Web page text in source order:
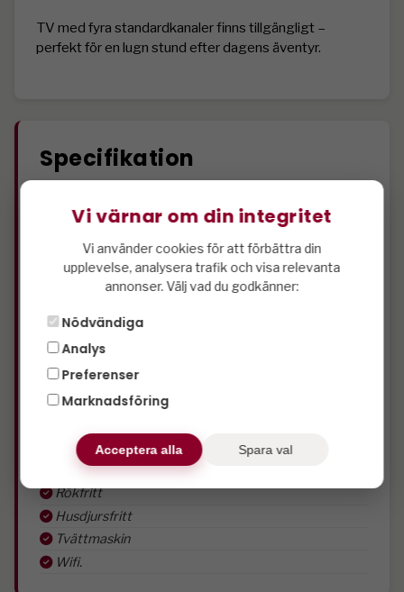
TV med fyra standardkanaler finns tillgängligt –
perfekt för en lugn stund efter dagens äventyr.
Specifikation
1 st duschar
1 st våningar
3 st våningssängar
Frys
Diskmaskin
Microvågsugn
Parstuga
Rökfritt
Husdjursfritt
Tvättmaskin
Wifi.
Vi värnar om din integritet
Vi använder cookies för att förbättra din
upplevelse, analysera trafik och visa relevanta
annonser. Välj vad du godkänner:
Nödvändiga
Analys
Preferenser
Marknadsföring
Acceptera alla Spara val